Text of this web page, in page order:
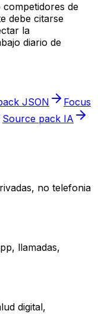
de
debe citarse
la
diario de
JSON
Focus
Source pack IA
no telefonia
llamadas,
digital,